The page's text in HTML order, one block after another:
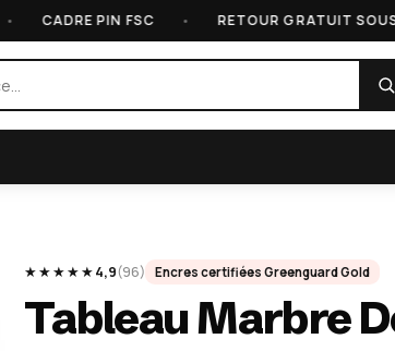
CADRE PIN FSC • RETOUR GRATUIT SOUS 30
★★★★★4,9(96) Encres certifiées Greenguard Gold
Tableau Marbre